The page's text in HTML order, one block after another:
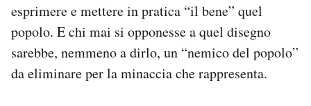
esprimere e mettere in pratica “il bene” quel
popolo. E chi mai si opponesse a quel disegno
sarebbe, nemmeno a dirlo, un “nemico del popolo”
da eliminare per la minaccia che rappresenta.